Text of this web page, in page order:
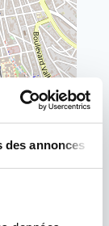
des annonces
contributors